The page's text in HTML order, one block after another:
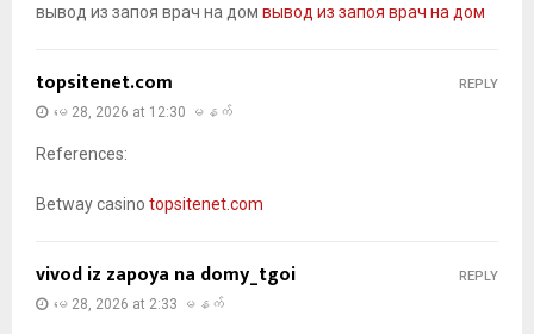
вывод из запоя врач на дом вывод из запоя врач на дом
topsitenet.com
မေ 28, 2026 at 12:30 မနက်
References:
Betway casino topsitenet.com
REPLY
vivod iz zapoya na domy_tgoi
မေ 28, 2026 at 2:33 မနက်
REPLY